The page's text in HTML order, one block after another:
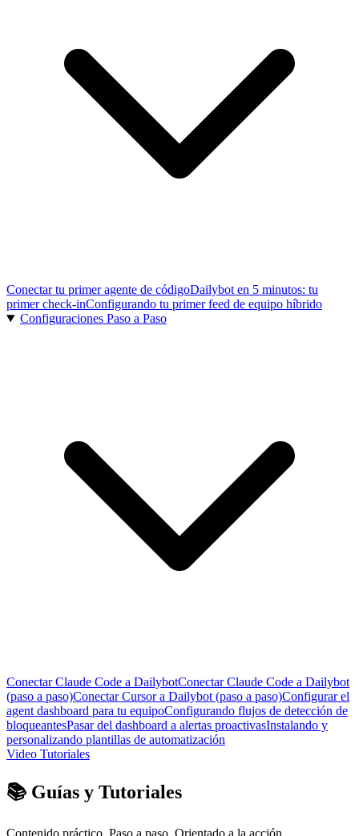
Conectar tu primer agente de códigoDailybot en 5 minutos: tu
primer check-inConfigurando tu primer feed de equipo híbrido
Configuraciones Paso a Paso
Conectar Claude Code a DailybotConectar Claude Code a Dailybot
(paso a paso)Conectar Cursor a Dailybot (paso a paso)Configurar el
agent dashboard para tu equipoConfigurando flujos de detección de
bloqueantesPasar del dashboard a alertas proactivasInstalando y
personalizando plantillas de automatización
Video Tutoriales
📚 Guías y Tutoriales
Contenido práctico. Paso a paso. Orientado a la acción.